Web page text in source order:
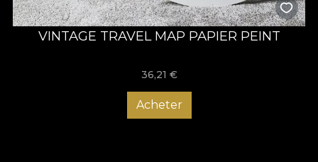
VINTAGE TRAVEL MAP PAPIER PEINT
36,21 €
Acheter